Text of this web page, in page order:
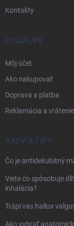
Kontakty
O NÁKUPE
Môj účet
Ako nakupovať
Doprava a platba
Reklamácia a
RADY A TIPY
Čo je antidekubitný
Viete čo spôsobuje
inhalácia?
Trápi vás hallux
Ako vybrať